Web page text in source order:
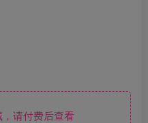
请付费后查看